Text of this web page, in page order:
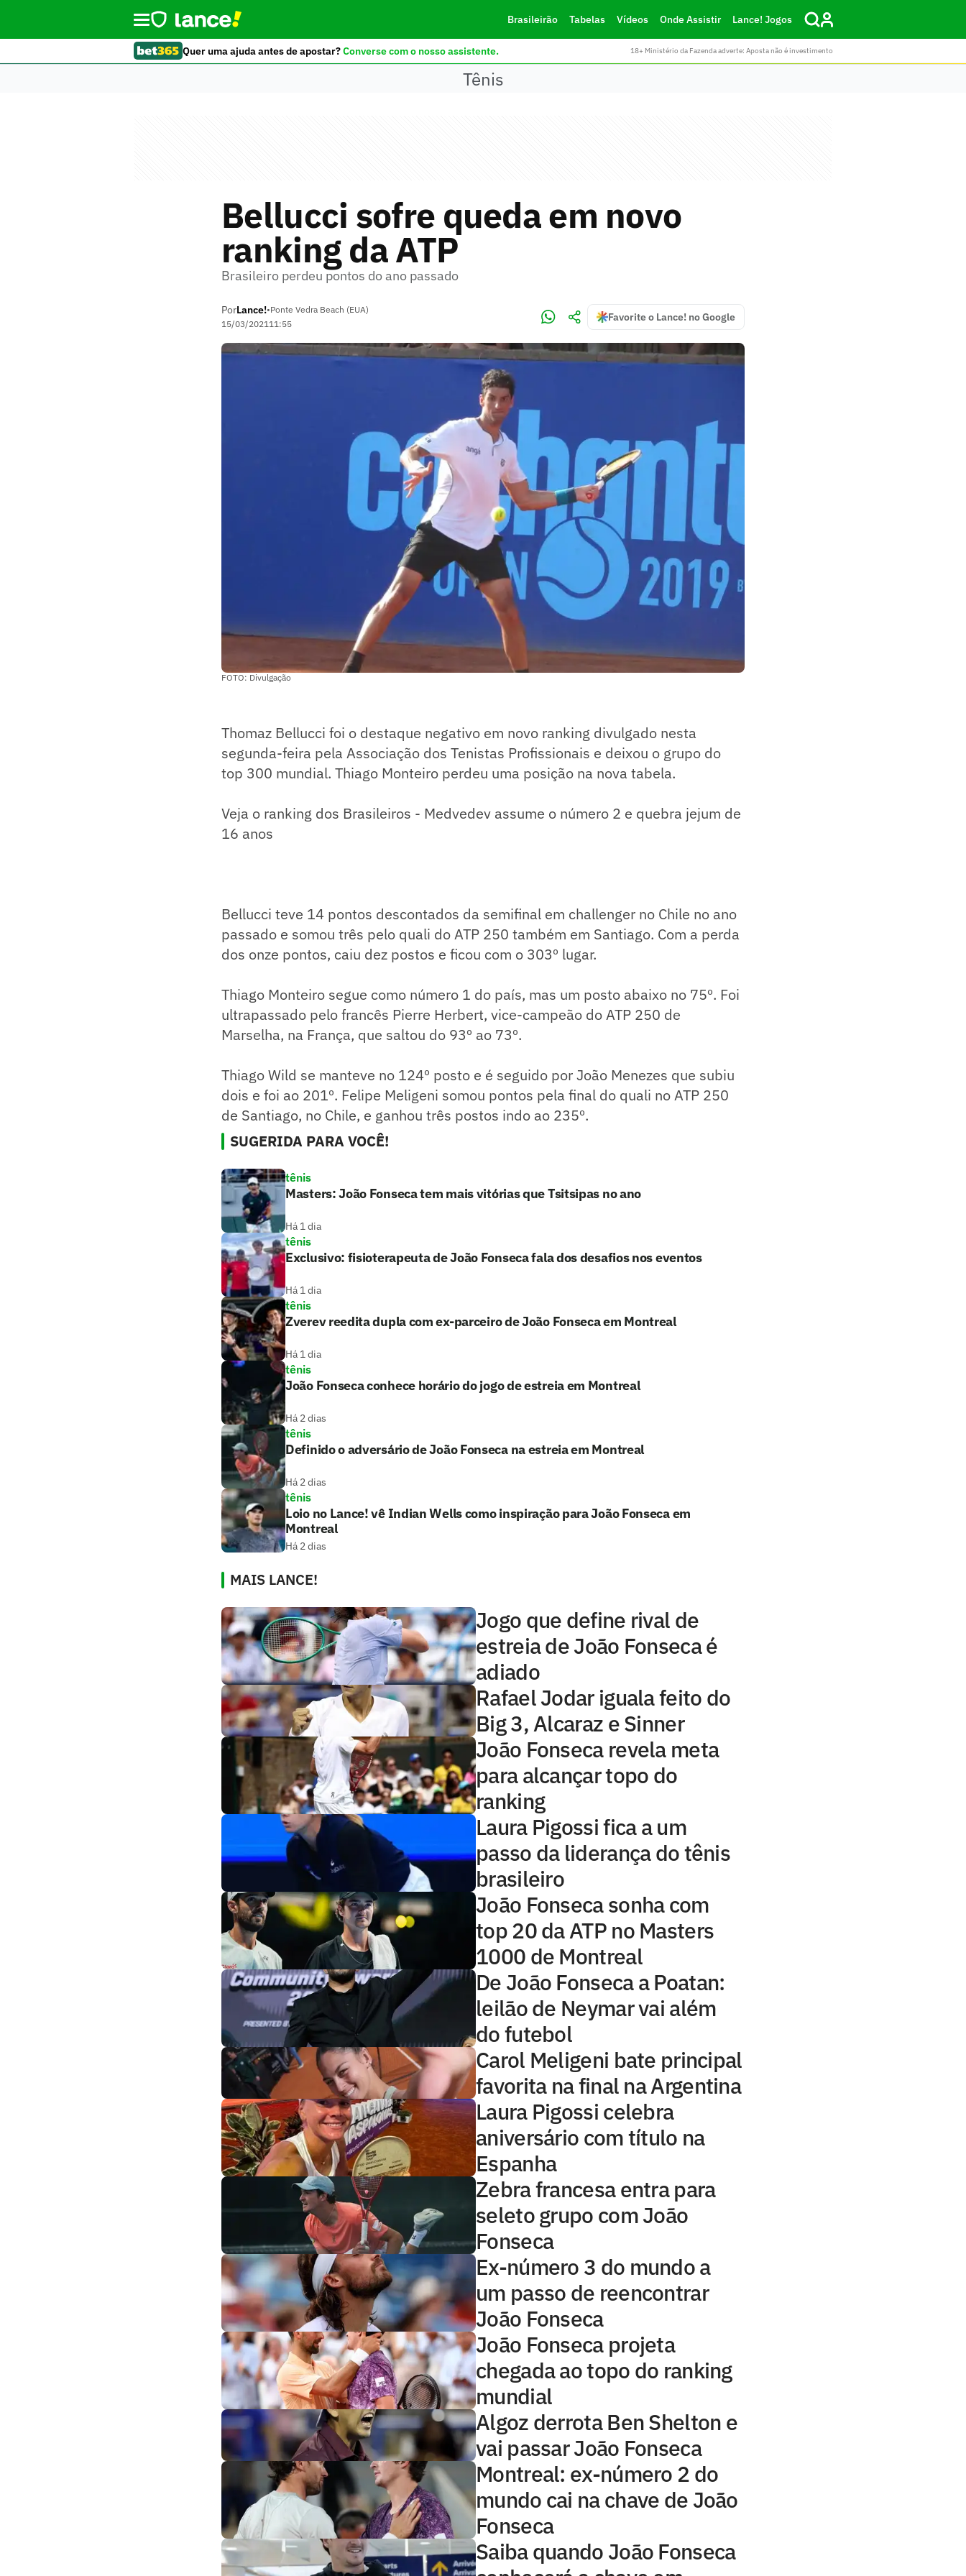
Brasileirão Tabelas Vídeos Onde Assistir Lance! Jogos
Quer uma ajuda antes de apostar?Converse com o nosso assistente. 18+ Ministério da Fazenda adverte: Aposta não é investimento
Tênis
Bellucci sofre queda em novo
ranking da ATP
Brasileiro perdeu pontos do ano passado
PorLance!•Ponte Vedra Beach (EUA)
15/03/202111:55
Favorite o Lance! no Google
FOTO: Divulgação
Thomaz Bellucci foi o destaque negativo em novo ranking divulgado nesta
segunda-feira pela Associação dos Tenistas Profissionais e deixou o grupo do
top 300 mundial. Thiago Monteiro perdeu uma posição na nova tabela.
Veja o ranking dos Brasileiros - Medvedev assume o número 2 e quebra jejum de
16 anos
Bellucci teve 14 pontos descontados da semifinal em challenger no Chile no ano
passado e somou três pelo quali do ATP 250 também em Santiago. Com a perda
dos onze pontos, caiu dez postos e ficou com o 303º lugar.
Thiago Monteiro segue como número 1 do país, mas um posto abaixo no 75º. Foi
ultrapassado pelo francês Pierre Herbert, vice-campeão do ATP 250 de
Marselha, na França, que saltou do 93º ao 73º.
Thiago Wild se manteve no 124º posto e é seguido por João Menezes que subiu
dois e foi ao 201º. Felipe Meligeni somou pontos pela final do quali no ATP 250
de Santiago, no Chile, e ganhou três postos indo ao 235º.
SUGERIDA PARA VOCÊ!
tênis
Masters: João Fonseca tem mais vitórias que Tsitsipas no ano
Há 1 dia
tênis
Exclusivo: fisioterapeuta de João Fonseca fala dos desafios nos eventos
Há 1 dia
tênis
Zverev reedita dupla com ex-parceiro de João Fonseca em Montreal
Há 1 dia
tênis
João Fonseca conhece horário do jogo de estreia em Montreal
Há 2 dias
tênis
Definido o adversário de João Fonseca na estreia em Montreal
Há 2 dias
tênis
Loio no Lance! vê Indian Wells como inspiração para João Fonseca em
Montreal
Há 2 dias
MAIS LANCE!
Jogo que define rival de
estreia de João Fonseca é
adiado
Rafael Jodar iguala feito do
Big 3, Alcaraz e Sinner
João Fonseca revela meta
para alcançar topo do
ranking
Laura Pigossi fica a um
passo da liderança do tênis
brasileiro
João Fonseca sonha com
top 20 da ATP no Masters
1000 de Montreal
De João Fonseca a Poatan:
leilão de Neymar vai além
do futebol
Carol Meligeni bate principal
favorita na final na Argentina
Laura Pigossi celebra
aniversário com título na
Espanha
Zebra francesa entra para
seleto grupo com João
Fonseca
Ex-número 3 do mundo a
um passo de reencontrar
João Fonseca
João Fonseca projeta
chegada ao topo do ranking
mundial
Algoz derrota Ben Shelton e
vai passar João Fonseca
Montreal: ex-número 2 do
mundo cai na chave de João
Fonseca
Saiba quando João Fonseca